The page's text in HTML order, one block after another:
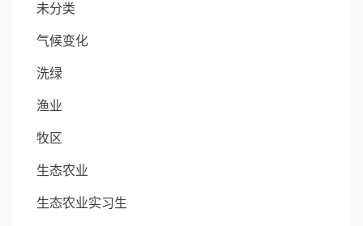
未分类
气候变化
洗绿
渔业
牧区
生态农业
生态农业实习生